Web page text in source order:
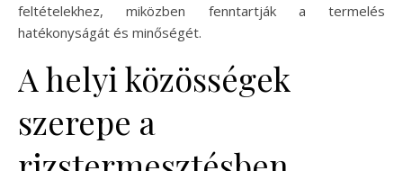
feltételekhez, miközben fenntartják a termelés
hatékonyságát és minőségét.
A helyi közösségek
szerepe a